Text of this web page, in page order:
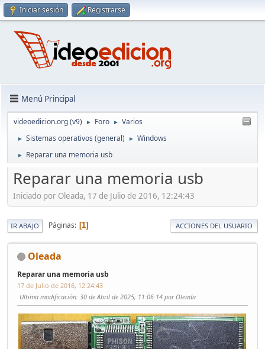
Iniciar sesión Registrarse
Menú Principal
videoedicion.org (v9) ► Foro ► Varios
► Sistemas operativos (general) ► Windows
► Reparar una memoria usb
Reparar una memoria usb
Iniciado por Oleada, 17 de Julio de 2016, 12:24:43
IR ABAJO Páginas 1 ACCIONES DEL USUARIO
Oleada
Reparar una memoria usb
17 de Julio de 2016, 12:24:43
Ultima modificación: 30 de Abril de 2025, 11:06:14 por Oleada